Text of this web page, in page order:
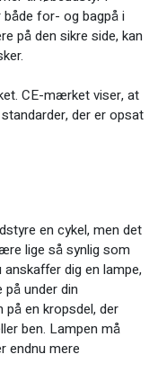
for- og bagpå i
på den sikre side, kan
CE-mærket viser, at
der er opsat
en cykel, men det
lige så synlig som
dig en lampe,
på under din
en kropsdel, der
ben. Lampen må
endnu mere